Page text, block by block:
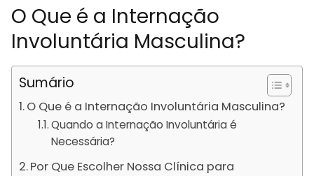
O Que é a Internação
Involuntária Masculina?
Sumário
O Que é a Internação Involuntária Masculina?
Quando a Internação Involuntária é
Necessária?
Por Que Escolher Nossa Clínica para